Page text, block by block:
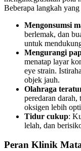
Beberapa langkah
Mengonsumsi
berlemak, dan
untuk
Mengurangi
menatap layar
eye strain.
objek jauh.
Olahraga
peredaran darah,
oksigen lebih
Tidur cukup:
lelah, dan
Peran Klinik